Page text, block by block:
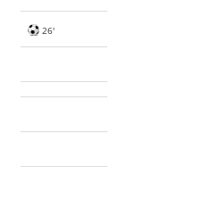
26'